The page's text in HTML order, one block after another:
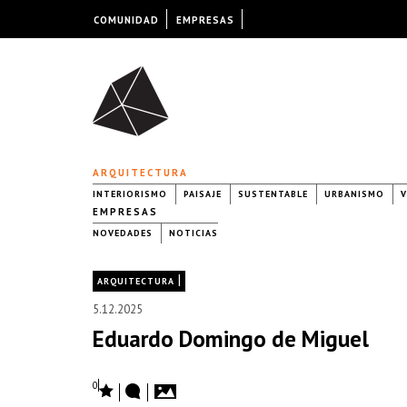
ARQUITECTURA
INTERIORISMO PAISAJE SUSTENTABLE URBANISMO
EMPRESAS
NOVEDADES NOTICIAS
ARQUITECTURA |
5.12.2025
Eduardo Domingo de Miguel
0
COMUNIDAD EMPRESAS